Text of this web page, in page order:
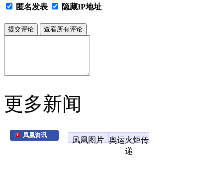
匿名发表 隐藏IP地址
更多新闻
凤凰资讯
凤凰图片 奥运火炬传
递